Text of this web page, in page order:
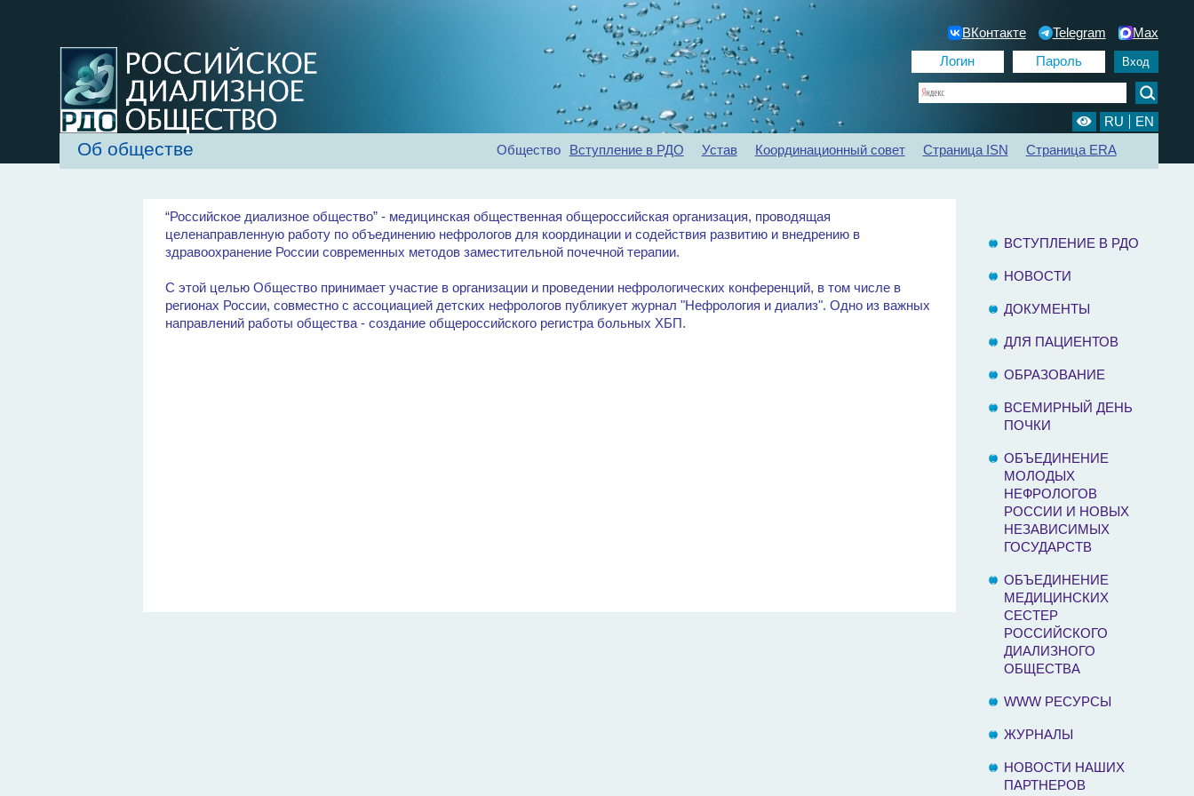
ВКонтакте Telegram Max
RU EN
Об обществе Рекомендации Конференции Регистр ХБП Отделения диализа Контакты
Об обществе Общество Вступление в РДО Устав Координационный совет Страница ISN Страница ERA
“Российское диализное общество” - медицинская общественная общероссийская организация, проводящая
целенаправленную работу по объединению нефрологов для координации и содействия развитию и внедрению в
здравоохранение России современных методов заместительной почечной терапии.
С этой целью Общество принимает участие в организации и проведении нефрологических конференций, в том числе в
регионах России, совместно с ассоциацией детских нефрологов публикует журнал "Нефрология и диализ". Одно из важных
направлений работы общества - создание общероссийского регистра больных ХБП.
ВСТУПЛЕНИЕ В РДО
НОВОСТИ
ДОКУМЕНТЫ
ДЛЯ ПАЦИЕНТОВ
ОБРАЗОВАНИЕ
ВСЕМИРНЫЙ ДЕНЬ
ПОЧКИ
ОБЪЕДИНЕНИЕ
МОЛОДЫХ
НЕФРОЛОГОВ
РОССИИ И НОВЫХ
НЕЗАВИСИМЫХ
ГОСУДАРСТВ
ОБЪЕДИНЕНИЕ
МЕДИЦИНСКИХ
СЕСТЕР
РОССИЙСКОГО
ДИАЛИЗНОГО
ОБЩЕСТВА
WWW РЕСУРСЫ
ЖУРНАЛЫ
НОВОСТИ НАШИХ
ПАРТНЕРОВ